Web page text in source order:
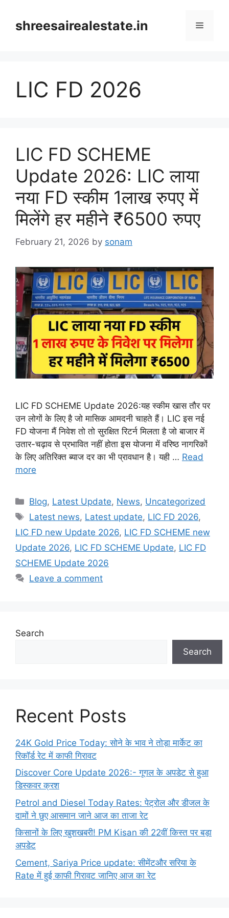
contentshreesairealestate.in Menu
LIC FD 2026
LIC FD SCHEME
Update 2026: LIC लाया
नया FD स्कीम 1लाख रुपए में
मिलेंगे हर महीने ₹6500 रुपए
February 21, 2026 by sonam
LIC FD SCHEME Update 2026:यह स्कीम खास तौर पर
उन लोगों के लिए है जो मासिक आमदनी चाहते हैं। LIC इस नई
FD योजना मैं निवेश तो तो सुरक्षित रिटर्न मिलता है जो बाजार में
उतार-चढ़ाव से प्रभावित नहीं होता इस योजना में वरिष्ठ नागरिकों
के लिए अतिरिक्त ब्याज दर का भी प्रावधान है। यही … Read
more
Categories
Blog, Latest Update, News, Uncategorized
Tags
Latest news, Latest update, LIC FD 2026,
LIC FD new Update 2026, LIC FD SCHEME new
Update 2026, LIC FD SCHEME Update, LIC FD
SCHEME Update 2026
Leave a comment
Search
Search
Recent Posts
24K Gold Price Today: सोने के भाव ने तोड़ा मार्केट का
रिकॉर्ड रेट में काफी गिरावट
Discover Core Update 2026:- गूगल के अपडेट से हुआ
डिस्कवर क्रश
Petrol and Diesel Today Rates: पेट्रोल और डीजल के
दामों ने छुए आसमान जाने आज का ताजा रेट
किसानों के लिए खुशखबरी! PM Kisan की 22वीं किस्त पर बड़ा
अपडेट
Cement, Sariya Price update: सीमेंटऔर सरिया के
Rate में हुई काफी गिरावट जानिए आज का रेट